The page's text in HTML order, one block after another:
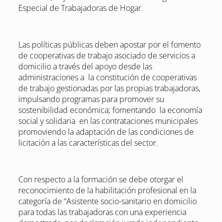
Especial de Trabajadoras de Hogar.
Las políticas públicas deben apostar por el fomento
de cooperativas de trabajo asociado de servicios a
domicilio a través del apoyo desde las
administraciones a la constitución de cooperativas
de trabajo gestionadas por las propias trabajadoras,
impulsando programas para promover su
sostenibilidad económica; fomentando la economía
social y solidaria en las contrataciones municipales
promoviendo la adaptación de las condiciones de
licitación a las características del sector.
Con respecto a la formación se debe otorgar el
reconocimiento de la habilitación profesional en la
categoría de “Asistente socio-sanitario en domicilio
para todas las trabajadoras con una experiencia